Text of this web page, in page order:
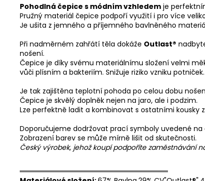
Pohodlná čepice s módním vzhledem je
Pružný materiál čepice podpoří využití i pro více
Je ušita z jemného a příjemného bavlněného
Při nadměrném zahřátí těla dokáže Outlast®
nošení.
Čepice je díky svému materiálnímu složení velmi
vůči plísním a bakteriím. Snižuje riziko vzniku potniček.
Je tak zajištěna teplotní pohoda po celou dobu
Čepice je skvělý doplněk nejen na jaro, ale i podzim.
Lze perfektně ladit a kombinovat s ostatními kousky
Doporučujeme dodržovat prací symboly uvedené na
Zobrazení barev se může mírně lišit od skutečnosti.
Český výrobek, jehož koupí podpoříte zaměstnávání
══════════════════════════════